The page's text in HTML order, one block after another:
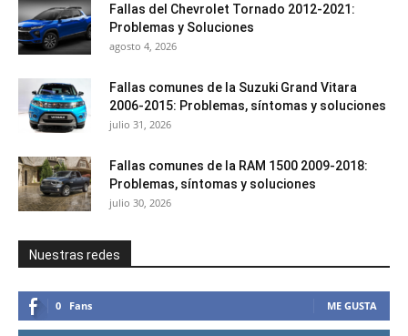
Fallas del Chevrolet Tornado 2012-2021:
Problemas y Soluciones
agosto 4, 2026
Fallas comunes de la Suzuki Grand Vitara
2006-2015: Problemas, síntomas y soluciones
julio 31, 2026
Fallas comunes de la RAM 1500 2009-2018:
Problemas, síntomas y soluciones
julio 30, 2026
Nuestras redes
0 Fans ME GUSTA